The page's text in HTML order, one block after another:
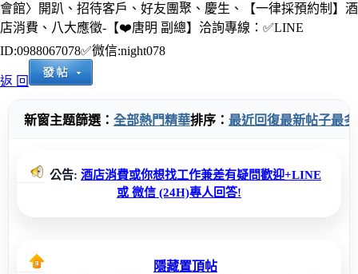
會館〉開趴、招待客戶、好友團聚、慶生、【一律採預約制】酒
店消費、八大應徵-【❤️唐明 副總】洽詢專線：✅LINE
ID:0988067078✅微信:night078
返 回
新窗主题篩選： 全部熱門精華排序： 最近回復最新帖子最
公告: 酒店消費或你想找工作兼差有疑問歡迎+LINE
或 微信 (24H)專人回答!
隱藏置頂帖